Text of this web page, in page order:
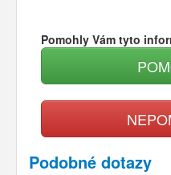
Pomohly Vám tyto
Podobné dotazy